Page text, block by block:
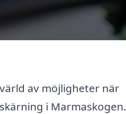
av möjligheter när
i Marmaskogen.